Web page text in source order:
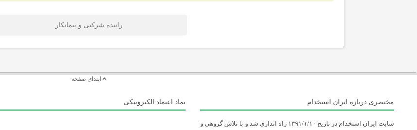
راننده شرکتی و پیمانکار
ابتدای صفحه
مختصری درباره ایران استخدام
سایت ایران استخدام در تاریخ ۱۳۹۱/۱/۱۰ راه اندازی شد و با تلاش گروهی و
نماد اعتماد الکترونیکی